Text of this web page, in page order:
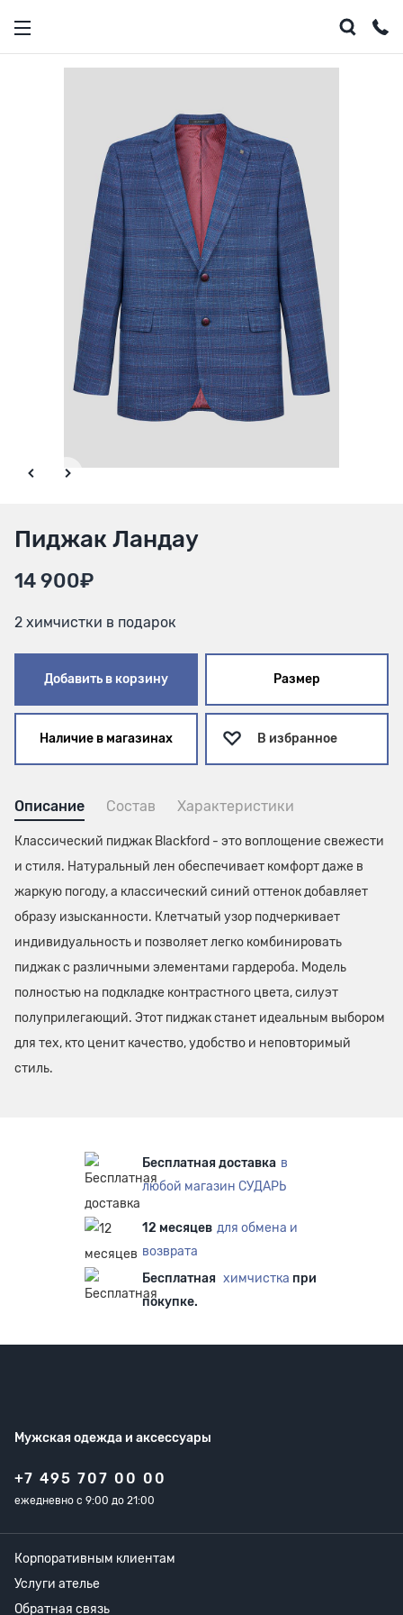
Пиджак Ландау
14 900₽
2 химчистки в подарок
Добавить в корзину Размер
Наличие в магазинах В избранное
Описание Состав Характеристики
Классический пиджак Blackford - это воплощение свежести
и стиля. Натуральный лен обеспечивает комфорт даже в
жаркую погоду, а классический синий оттенок добавляет
образу изысканности. Клетчатый узор подчеркивает
индивидуальность и позволяет легко комбинировать
пиджак с различными элементами гардероба. Модель
полностью на подкладке контрастного цвета, силуэт
полуприлегающий. Этот пиджак станет идеальным выбором
для тех, кто ценит качество, удобство и неповторимый
стиль.
Бесплатная доставка в
любой магазин СУДАРЬ
12 месяцев для обмена и
возврата
Бесплатная химчистка при
покупке.
Мужская одежда и аксессуары
+7 495 707 00 00
ежедневно с 9:00 до 21:00
Корпоративным клиентам
Услуги ателье
Обратная связь